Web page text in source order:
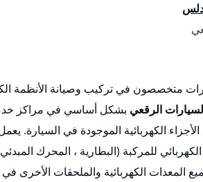
متخصصون في تركيب وصيانة الأنظمة
الرقعي بشكل أساسي في مراكز
الكهربائية الموجودة في السيارة.
للمركبة (البطارية ، المحرك
المعدات الكهربائية والملحقات الأخرى في